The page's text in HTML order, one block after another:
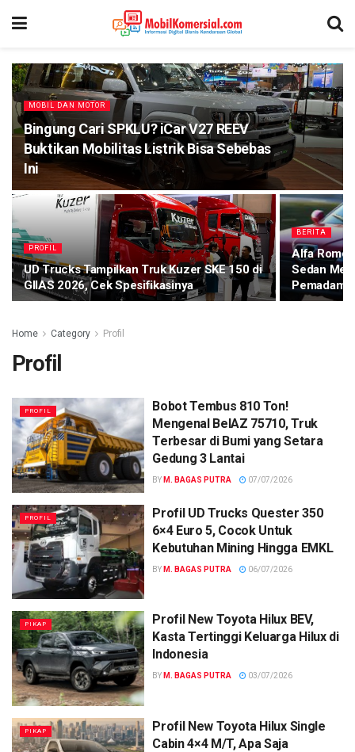
MOBIL DAN MOTOR
Bingung Cari SPKLU? iCar V27 REEV
Buktikan Mobilitas Listrik Bisa Sebebas
Ini
PROFIL
UD Trucks Tampilkan Truk Kuzer SKE 150 di
GIIAS 2026, Cek Spesifikasinya
BERITA
Alfa
Sedan
Pemadam
Home Category Profil
Profil
PROFIL
Bobot Tembus 810 Ton!
Mengenal BelAZ 75710, Truk
Terbesar di Bumi yang Setara
Gedung 3 Lantai
BY M. BAGAS PUTRA 07/07/2026
PROFIL
Profil UD Trucks Quester 350
6×4 Euro 5, Cocok Untuk
Kebutuhan Mining Hingga EMKL
BY M. BAGAS PUTRA 06/07/2026
PIKAP
Profil New Toyota Hilux BEV,
Kasta Tertinggi Keluarga Hilux di
Indonesia
BY M. BAGAS PUTRA 03/07/2026
PIKAP
Profil New Toyota Hilux Single
Cabin 4×4 M/T, Apa Saja